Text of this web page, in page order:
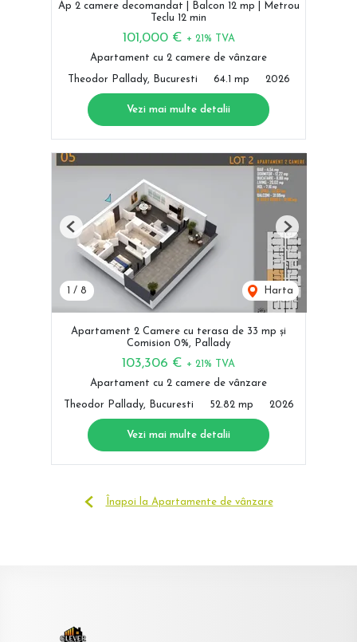
Ap 2 camere decomandat | Balcon 12 mp | Metrou
Teclu 12 min
101,000 € + 21% TVA
Apartament cu 2 camere de vânzare
Theodor Pallady, Bucuresti 64.1 mp 2026
Vezi mai multe detalii
1 / 8 Harta
Previous Next
Apartament 2 Camere cu terasa de 33 mp și
Comision 0%, Pallady
103,306 € + 21% TVA
Apartament cu 2 camere de vânzare
Theodor Pallady, Bucuresti 52.82 mp 2026
Vezi mai multe detalii
Înapoi la Apartamente de vânzare